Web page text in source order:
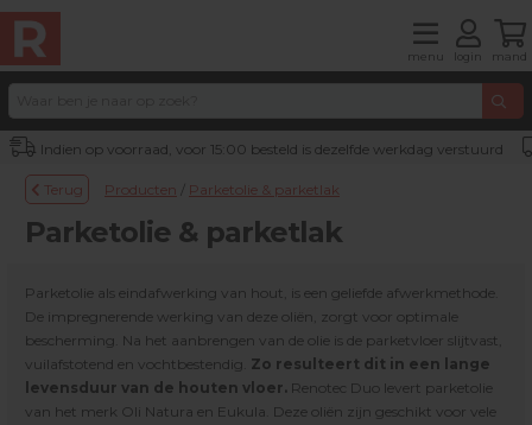
menu login mand
Indien op voorraad, voor 15:00 besteld is dezelfde werkdag verstuurd
Terug Producten / Parketolie & parketlak
Parketolie & parketlak
Parketolie als eindafwerking van hout, is een geliefde afwerkmethode.
De impregnerende werking van deze oliën, zorgt voor optimale
bescherming. Na het aanbrengen van de olie is de parketvloer slijtvast,
vuilafstotend en vochtbestendig. Zo resulteert dit in een lange
levensduur van de houten vloer. Renotec Duo levert parketolie
van het merk Oli Natura en Eukula. Deze oliën zijn geschikt voor vele